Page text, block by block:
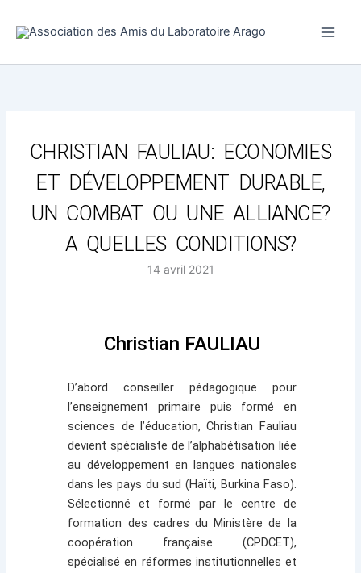
CHRISTIAN FAULIAU: ECONOMIES
ET DÉVELOPPEMENT DURABLE,
UN COMBAT OU UNE ALLIANCE?
A QUELLES CONDITIONS?
14 avril 2021
Christian FAULIAU
D’abord conseiller pédagogique pour
l’enseignement primaire puis formé en
sciences de l’éducation, Christian Fauliau
devient spécialiste de l’alphabétisation liée
au développement en langues nationales
dans les pays du sud (Haïti, Burkina Faso).
Sélectionné et formé par le centre de
formation des cadres du Ministère de la
coopération française (CPDCET),
spécialisé en réformes institutionnelles et